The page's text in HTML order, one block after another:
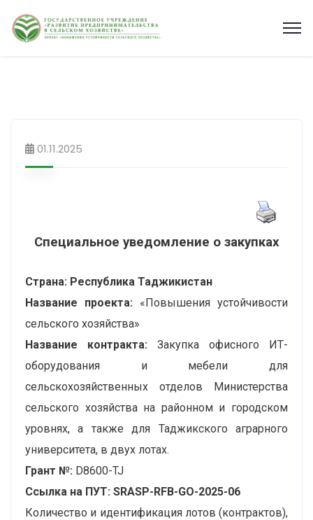
01.11.2025
Специальное уведомление о закупках
Страна: Республика Таджикистан
Название проекта: «Повышения устойчивости
сельского хозяйства»
Название контракта: Закупка офисного ИТ-
оборудования и мебели для
сельскохозяйственных отделов Министерства
сельского хозяйства на районном и городском
уровнях, а также для Таджикского аграрного
университета, в двух лотах.
Грант №: D8600-TJ
Ссылка на ПУТ: SRASP-RFB-GO-2025-06
Количество и идентификация лотов (контрактов),